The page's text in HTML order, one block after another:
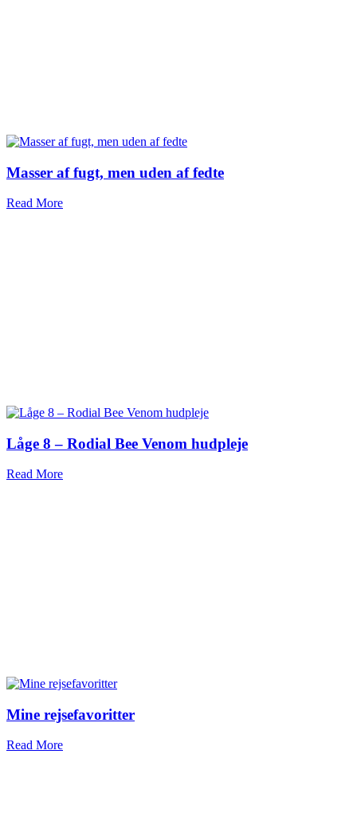
Masser af fugt, men uden af fedte
Read More
Låge 8 – Rodial Bee Venom hudpleje
Read More
Mine rejsefavoritter
Read More